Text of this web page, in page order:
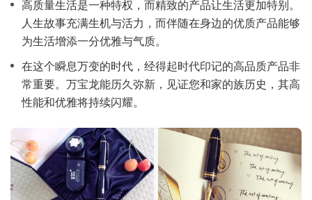
高质量生活是一种特权，而精致的产品让生活更加特别。
人生故事充满生机与活力，而伴随在身边的优质产品能够
为生活增添一分优雅与气质。
在这个瞬息万变的时代，经得起时代印记的高品质产品非
常重要。万宝龙能历久弥新，见证您和家的族历史，其高
性能和优雅将持续闪耀。